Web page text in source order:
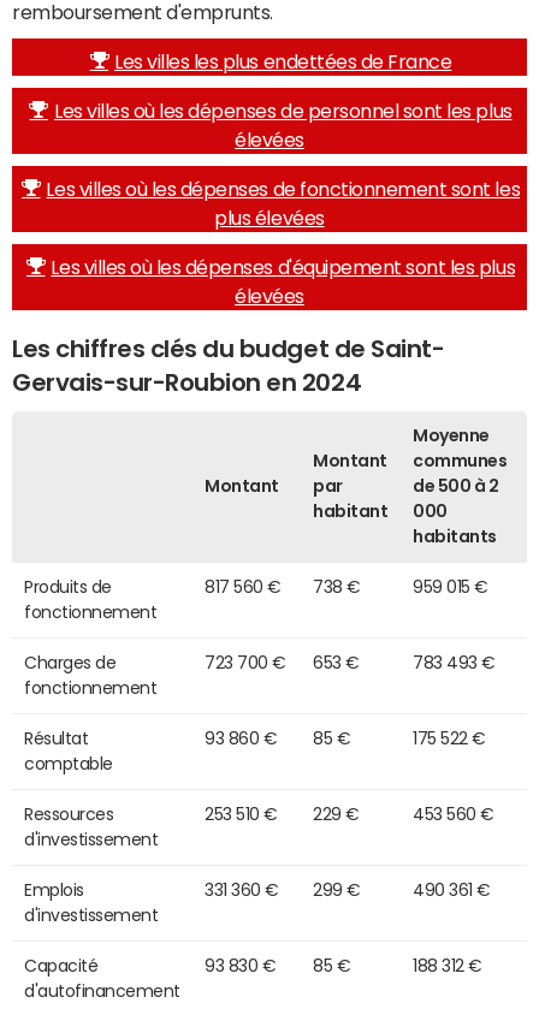
remboursement d'emprunts.
Les villes les plus endettées de France
Les villes où les dépenses de personnel sont les plus
élevées
Les villes où les dépenses de fonctionnement sont les
plus élevées
Les villes où les dépenses d'équipement sont les plus
élevées
Les chiffres clés du budget de Saint-
Gervais-sur-Roubion en 2024
Montant
Montant
par
habitant
Moyenne
communes
de 500 à 2
000
habitants
Produits de
fonctionnement
817 560 € 738 € 959 015 €
Charges de
fonctionnement
723 700 € 653 € 783 493 €
Résultat
comptable
93 860 € 85 € 175 522 €
Ressources
d'investissement
253 510 € 229 € 453 560 €
Emplois
d'investissement
331 360 € 299 € 490 361 €
Capacité
d'autofinancement
93 830 € 85 € 188 312 €